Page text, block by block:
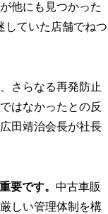
他にも見つかった
していた店舗でねつ
さらなる再発防止
はなかったとの反
田靖治会長が社長
要です。 中古車販
しい管理体制を構